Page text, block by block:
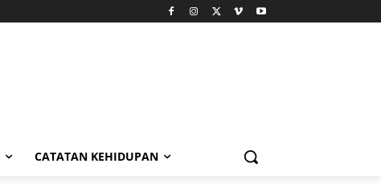
CATATAN KEHIDUPAN